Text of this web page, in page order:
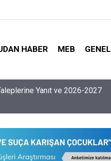
HABER MEB GENEL
İl Emri Atama Tarihleri